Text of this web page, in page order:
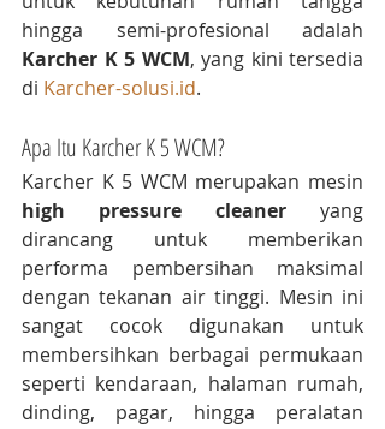
Karcher K 5 WCM, yang kini tersedia
di Karcher-solusi.id.
Apa Itu Karcher K 5 WCM?
high pressure cleaner yang
dirancang untuk memberikan
performa pembersihan maksimal
dengan tekanan air tinggi. Mesin ini
sangat cocok digunakan untuk
membersihkan berbagai permukaan
seperti kendaraan, halaman rumah,
dinding, pagar, hingga peralatan